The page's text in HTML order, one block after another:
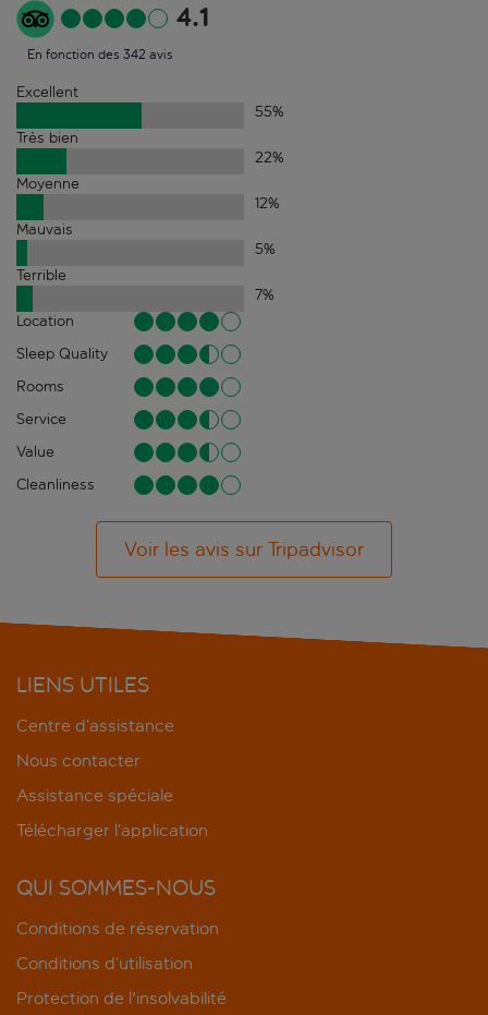
4.1
En fonction des 342 avis
Excellent
55%
Très bien
22%
Moyenne
12%
Mauvais
5%
Terrible
7%
Location
Sleep Quality
Rooms
Service
Value
Cleanliness
Voir les avis sur Tripadvisor
LIENS UTILES
Centre d’assistance
Nous contacter
Assistance spéciale
Télécharger l’application
QUI SOMMES-NOUS
Conditions de réservation
Conditions d’utilisation
Protection de l'insolvabilité